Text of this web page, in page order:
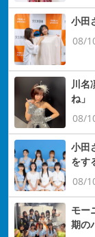
小田
08/
川名
ね」
08/
小田
をす
08/
モー
期の